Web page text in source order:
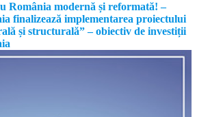
România modernă și reformată! –
finalizează implementarea proiectului
și structurală” – obiectiv de investiții